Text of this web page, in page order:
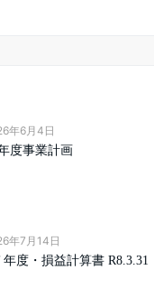
年6月4日
度事業計画
年7月14日
年度・損益計算書 R8.3.31